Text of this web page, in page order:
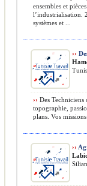
ensembles et
l’industrialisation.
systèmes et ...
››
›› Des Techniciens
topographie,
plans. Vos
››